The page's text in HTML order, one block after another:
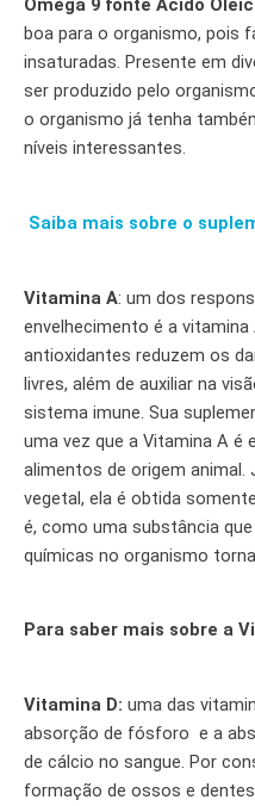
Ômega 9 fonte Ácido
boa para o organismo, pois
insaturadas. Presente em
ser produzido pelo
o organismo já tenha
níveis interessantes.
Saiba mais sobre o
Vitamina A: um dos
envelhecimento é a vitamina
antioxidantes reduzem os
livres, além de auxiliar na
sistema imune. Sua
uma vez que a Vitamina A é
alimentos de origem animal.
vegetal, ela é obtida
é, como uma substância
químicas no organismo
Para saber mais sobre a
Vitamina D: uma das
absorção de fósforo e a
de cálcio no sangue. Por
formação de ossos e